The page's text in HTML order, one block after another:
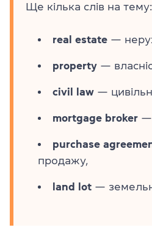
Ще кілька слів на тему:
real estate —
property —
civil law —
mortgage broker —
purchase
продажу,
land lot —